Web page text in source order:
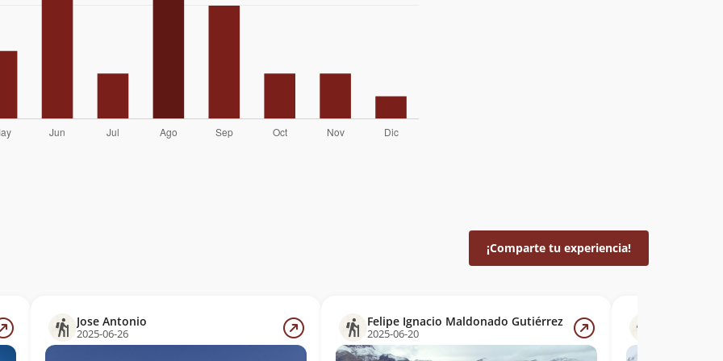
¡Comparte tu experiencia!
Jose Antonio
2025-06-26
Felipe Ignacio Maldonado Gutiérrez
2025-06-20